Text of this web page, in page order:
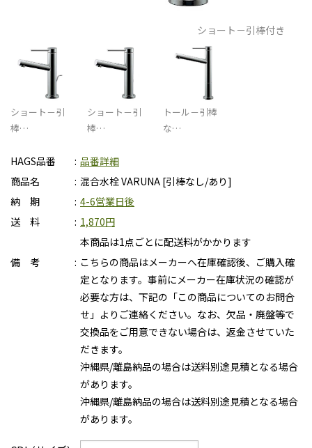
ショート－引棒付き
ショート－引
棒…
ショート－引
棒…
トール－引棒
な…
HAGS品番
品番詳細
商品名
混合水栓 VARUNA [引棒なし/あり]
納 期
4-6営業日後
送 料
1,870円
本商品は1点ごとに配送料がかかります
備 考
こちらの商品はメーカーへ在庫確認後、ご購入確
定となります。事前にメーカー在庫状況の確認が
必要な方は、下記の「この商品についてのお問合
せ」よりご連絡ください。なお、欠品・廃盤等で
交換品をご用意できない場合は、返金させていた
だきます。
沖縄県/離島納品の場合は送料別途見積となる場合
があります。
沖縄県/離島納品の場合は送料別途見積となる場合
があります。